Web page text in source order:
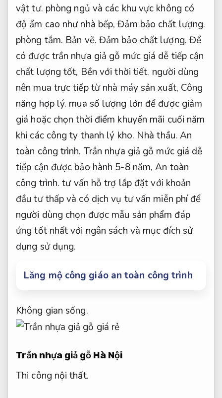
vật tư. phòng ngủ và các khu vực không có
độ ẩm cao như nhà bếp,Đảm bảo chất lượng.
phòng tắm. Bản vẽ. Đảm bảo chất lượng. Để
có được trần nhựa giả gỗ mức giá dễ tiếp cận
chất lượng tốt, Bền với thời tiết. người dùng
nên mua trực tiếp từ nhà máy sản xuất, Công
năng hợp lý. mua số lượng lớn để được giảm
giá hoặc chọn thời điểm khuyến mãi cuối năm
khi các công ty thanh lý kho. Nhà thầu. An
toàn công trình. Trần nhựa giả gỗ mức giá dễ
tiếp cận được bảo hành 5-8 năm,An toàn
công trình. tư vấn hỗ trợ lắp đặt với khoản
đầu tư thấp và có dịch vụ tư vấn miễn phí để
người dùng chọn được mẫu sản phẩm đáp
ứng tốt nhất với ngân sách và mục đích sử
dụng sử dụng.
Lăng mộ công giáo an toàn công trình
Không gian sống.
Trần nhựa giả gỗ Hà Nội
Thi công nội thất.